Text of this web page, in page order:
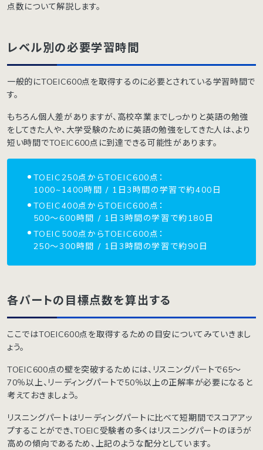
点数について解説します。
レベル別の必要学習時間
一般的にTOEIC600点を取得するのに必要とされている学習時間で
す。
もちろん個人差がありますが、高校卒業までしっかりと英語の勉強
をしてきた人や、大学受験のために英語の勉強をしてきた人は、より
短い時間でTOEIC600点に到達できる可能性があります。
TOEIC250点からTOEIC600点：
1000~1400時間 / 1日3時間の学習で約400日
TOEIC400点からTOEIC600点：
500〜600時間 / 1日3時間の学習で約180日
TOEIC500点からTOEIC600点：
250〜300時間 / 1日3時間の学習で約90日
各パートの目標点数を算出する
ここではTOEIC600点を取得するための目安についてみていきまし
ょう。
TOEIC600点の壁を突破するためには、リスニングパートで65〜
70％以上、リーディングパートで50％以上の正解率が必要になると
考えておきましょう。
リスニングパートはリーディングパートに比べて短期間でスコアアッ
プすることができ、TOEIC受験者の多くはリスニングパートのほうが
高めの傾向であるため、上記のような配分としています。